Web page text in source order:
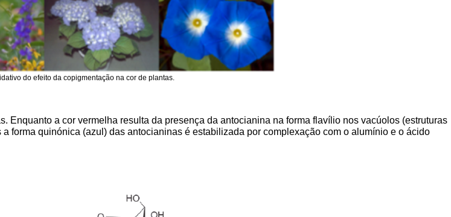
do efeito da copigmentação na cor de plantas.
Enquanto a cor vermelha resulta da presença da antocianina na forma flavílio nos vacúolos (estruturas
forma quinónica (azul) das antocianinas é estabilizada por complexação com o alumínio e o ácido